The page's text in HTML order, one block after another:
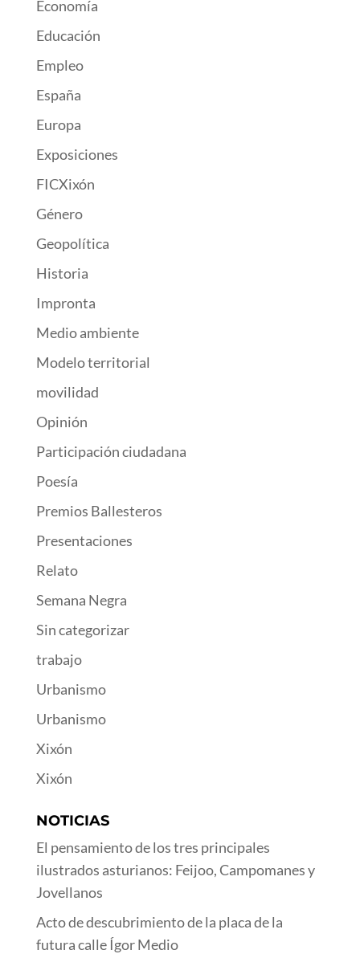
Economía
Educación
Empleo
España
Europa
Exposiciones
FICXixón
Género
Geopolítica
Historia
Impronta
Medio ambiente
Modelo territorial
movilidad
Opinión
Participación ciudadana
Poesía
Premios Ballesteros
Presentaciones
Relato
Semana Negra
Sin categorizar
trabajo
Urbanismo
Urbanismo
Xixón
Xixón
NOTICIAS
El pensamiento de los tres principales
ilustrados asturianos: Feijoo, Campomanes y
Jovellanos
Acto de descubrimiento de la placa de la
futura calle Ígor Medio